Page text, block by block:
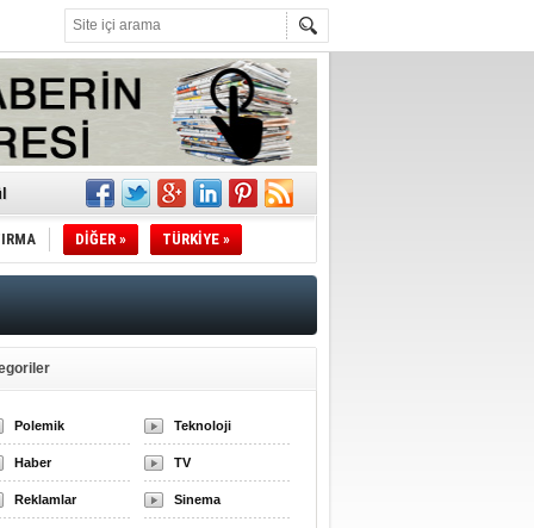
DİĞER » TÜRKİYE »
Polemik Teknoloji
Haber TV
Reklamlar Sinema